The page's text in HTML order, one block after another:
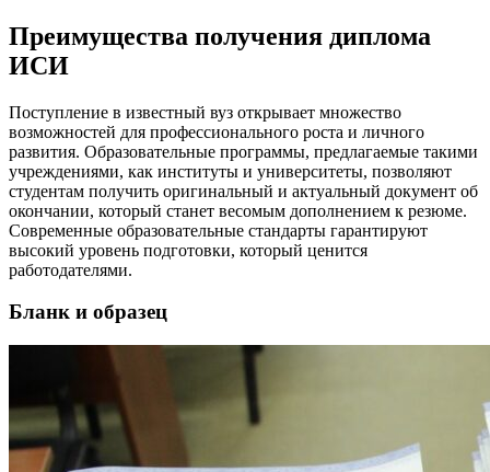
Преимущества получения диплома
ИСИ
Поступление в известный вуз открывает множество
возможностей для профессионального роста и личного
развития. Образовательные программы, предлагаемые такими
учреждениями, как институты и университеты, позволяют
студентам получить оригинальный и актуальный документ об
окончании, который станет весомым дополнением к резюме.
Современные образовательные стандарты гарантируют
высокий уровень подготовки, который ценится
работодателями.
Бланк и образец